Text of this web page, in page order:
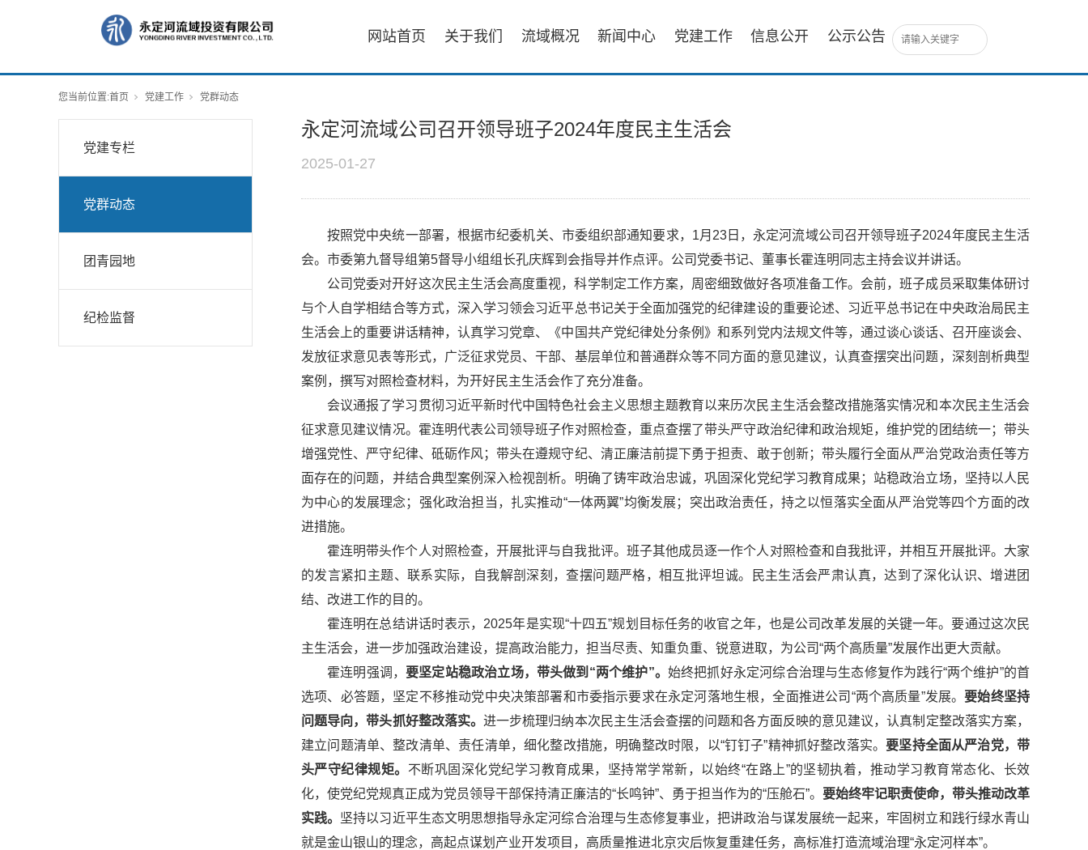
网站首页 关于我们 流域概况 新闻中心 党建工作 信息公开 公示公告
您当前位置:首页 党建工作 党群动态
党建专栏
党群动态
团青园地
纪检监督
永定河流域公司召开领导班子2024年度民主生活会
2025-01-27
按照党中央统一部署，根据市纪委机关、市委组织部通知要求，1月23日，永定河流域公司召开领导班子2024年度民主生活
会。市委第九督导组第5督导小组组长孔庆辉到会指导并作点评。公司党委书记、董事长霍连明同志主持会议并讲话。
公司党委对开好这次民主生活会高度重视，科学制定工作方案，周密细致做好各项准备工作。会前，班子成员采取集体研讨
与个人自学相结合等方式，深入学习领会习近平总书记关于全面加强党的纪律建设的重要论述、习近平总书记在中央政治局民主
生活会上的重要讲话精神，认真学习党章、《中国共产党纪律处分条例》和系列党内法规文件等，通过谈心谈话、召开座谈会、
发放征求意见表等形式，广泛征求党员、干部、基层单位和普通群众等不同方面的意见建议，认真查摆突出问题，深刻剖析典型
案例，撰写对照检查材料，为开好民主生活会作了充分准备。
会议通报了学习贯彻习近平新时代中国特色社会主义思想主题教育以来历次民主生活会整改措施落实情况和本次民主生活会
征求意见建议情况。霍连明代表公司领导班子作对照检查，重点查摆了带头严守政治纪律和政治规矩，维护党的团结统一；带头
增强党性、严守纪律、砥砺作风；带头在遵规守纪、清正廉洁前提下勇于担责、敢于创新；带头履行全面从严治党政治责任等方
面存在的问题，并结合典型案例深入检视剖析。明确了铸牢政治忠诚，巩固深化党纪学习教育成果；站稳政治立场，坚持以人民
为中心的发展理念；强化政治担当，扎实推动“一体两翼”均衡发展；突出政治责任，持之以恒落实全面从严治党等四个方面的改
进措施。
霍连明带头作个人对照检查，开展批评与自我批评。班子其他成员逐一作个人对照检查和自我批评，并相互开展批评。大家
的发言紧扣主题、联系实际，自我解剖深刻，查摆问题严格，相互批评坦诚。民主生活会严肃认真，达到了深化认识、增进团
结、改进工作的目的。
霍连明在总结讲话时表示，2025年是实现“十四五”规划目标任务的收官之年，也是公司改革发展的关键一年。要通过这次民
主生活会，进一步加强政治建设，提高政治能力，担当尽责、知重负重、锐意进取，为公司“两个高质量”发展作出更大贡献。
霍连明强调，要坚定站稳政治立场，带头做到“两个维护”。 始终把抓好永定河综合治理与生态修复作为践行“两个维护”的首
选项、必答题，坚定不移推动党中央决策部署和市委指示要求在永定河落地生根，全面推进公司“两个高质量”发展。要始终坚持
问题导向，带头抓好整改落实。进一步梳理归纳本次民主生活会查摆的问题和各方面反映的意见建议，认真制定整改落实方案，
建立问题清单、整改清单、责任清单，细化整改措施，明确整改时限，以“钉钉子”精神抓好整改落实。要坚持全面从严治党，带
头严守纪律规矩。 不断巩固深化党纪学习教育成果，坚持常学常新，以始终“在路上”的坚韧执着，推动学习教育常态化、长效
化，使党纪党规真正成为党员领导干部保持清正廉洁的“长鸣钟”、勇于担当作为的“压舱石”。 要始终牢记职责使命，带头推动改革
实践。 坚持以习近平生态文明思想指导永定河综合治理与生态修复事业，把讲政治与谋发展统一起来，牢固树立和践行绿水青山
就是金山银山的理念，高起点谋划产业开发项目，高质量推进北京灾后恢复重建任务，高标准打造流域治理“永定河样本”。